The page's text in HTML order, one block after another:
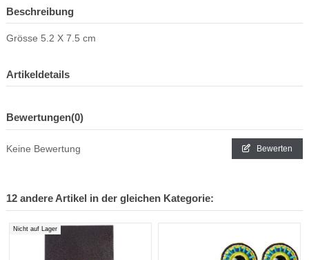
Beschreibung
Grösse 5.2 X 7.5 cm
Artikeldetails
Bewertungen(0)
Keine Bewertung Bewerten
12 andere Artikel in der gleichen Kategorie:
Nicht auf Lager